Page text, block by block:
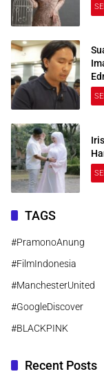
TAGS
#PramonoAnung
#FilmIndonesia
#ManchesterUnited
#GoogleDiscover
#BLACKPINK
Recent Posts